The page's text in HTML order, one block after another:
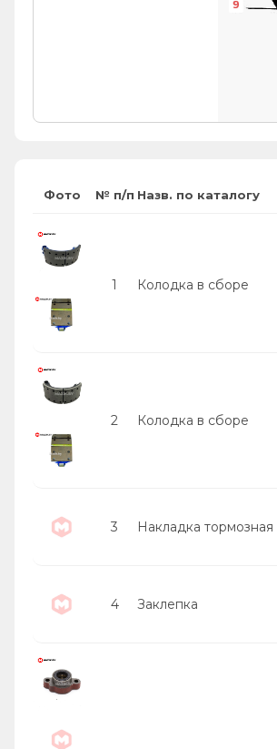
9
Фото № п/п Назв. по каталогу
1 Колодка в сборе
2 Колодка в сборе
3 Накладка тормозная
4 Заклепка